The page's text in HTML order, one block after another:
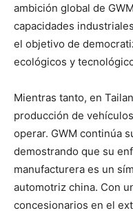
ambición global de
capacidades
el objetivo de
ecológicos y
Mientras tanto, en
producción de
operar. GWM continúa
demostrando que su
manufacturera es un
automotriz china. Con
concesionarios en el